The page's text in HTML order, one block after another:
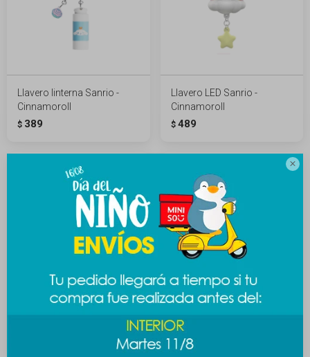

Llavero linterna Sanrio -
Cinnamoroll
$ 389
Llavero LED Sanrio -
Cinnamoroll
$ 489
Cinnamoroll
389